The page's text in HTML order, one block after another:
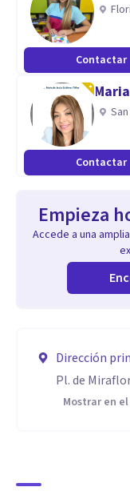
Contactar
Contactar
Empieza
Accede a una
Dirección
Pl. de
Mostrar en